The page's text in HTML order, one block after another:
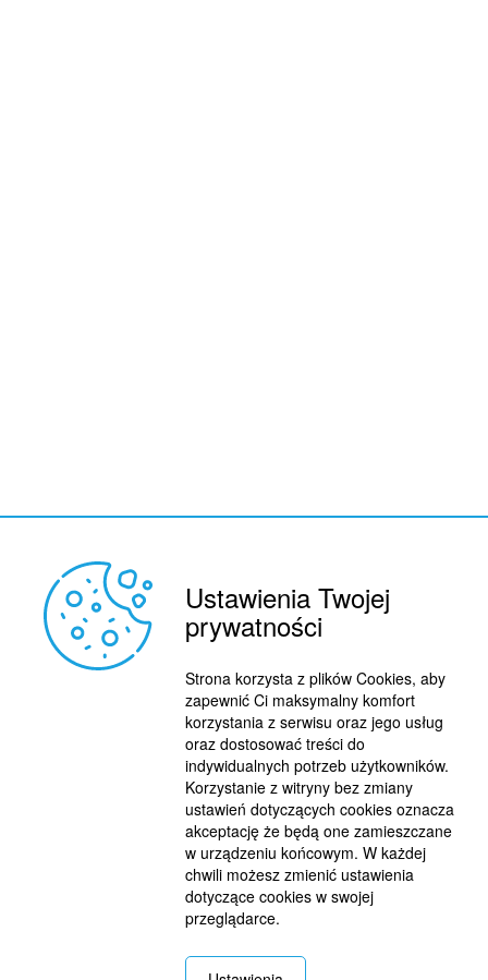
Ustawienia Twojej
prywatności
Strona korzysta z plików Cookies, aby
zapewnić Ci maksymalny komfort
korzystania z serwisu oraz jego usług
oraz dostosować treści do
indywidualnych potrzeb użytkowników.
Korzystanie z witryny bez zmiany
ustawień dotyczących cookies oznacza
akceptację że będą one zamieszczane
w urządzeniu końcowym. W każdej
chwili możesz zmienić ustawienia
dotyczące cookies w swojej
przeglądarce.
© 2015 BY : FUTBOL.PL. ALL RIGHTS RESERVED. REKLAMA
KONTAKT
POLITYKA PRYWATNOŚCI
PRACA/STAŻE